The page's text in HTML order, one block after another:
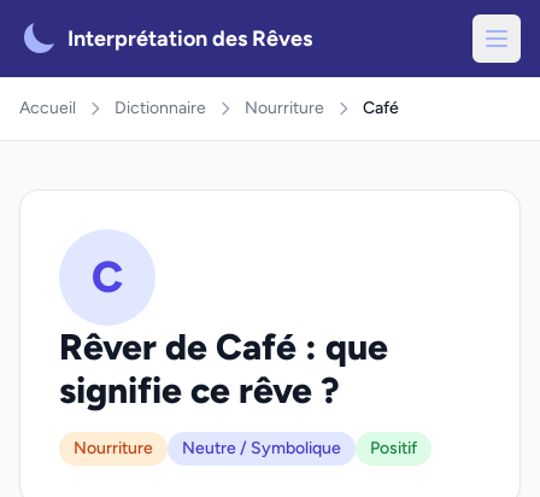
Interprétation des Rêves
Accueil Dictionnaire Nourriture Café
C
Rêver de Café : que
signifie ce rêve ?
Nourriture Neutre / Symbolique Positif